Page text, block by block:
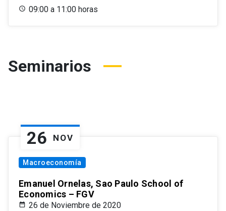
09:00 a 11:00 horas
Seminarios
26 NOV
Macroeconomía
Emanuel Ornelas, Sao Paulo School of
Economics – FGV
26 de Noviembre de 2020